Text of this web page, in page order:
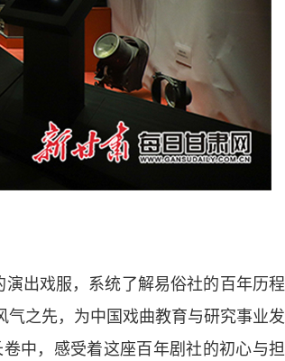
出戏服，系统了解易俗社的百年历程
之先，为中国戏曲教育与研究事业发
中，感受着这座百年剧社的初心与担